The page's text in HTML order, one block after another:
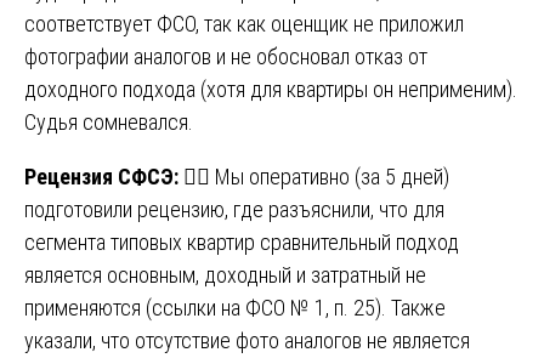
соответствует ФСО, так как оценщик не приложил
фотографии аналогов и не обосновал отказ от
доходного подхода (хотя для квартиры он неприменим).
Судья сомневался.
Рецензия СФСЭ: 🧑‍⚖️ Мы оперативно (за 5 дней)
подготовили рецензию, где разъяснили, что для
сегмента типовых квартир сравнительный подход
является основным, доходный и затратный не
применяются (ссылки на ФСО № 1, п. 25). Также
указали, что отсутствие фото аналогов не является